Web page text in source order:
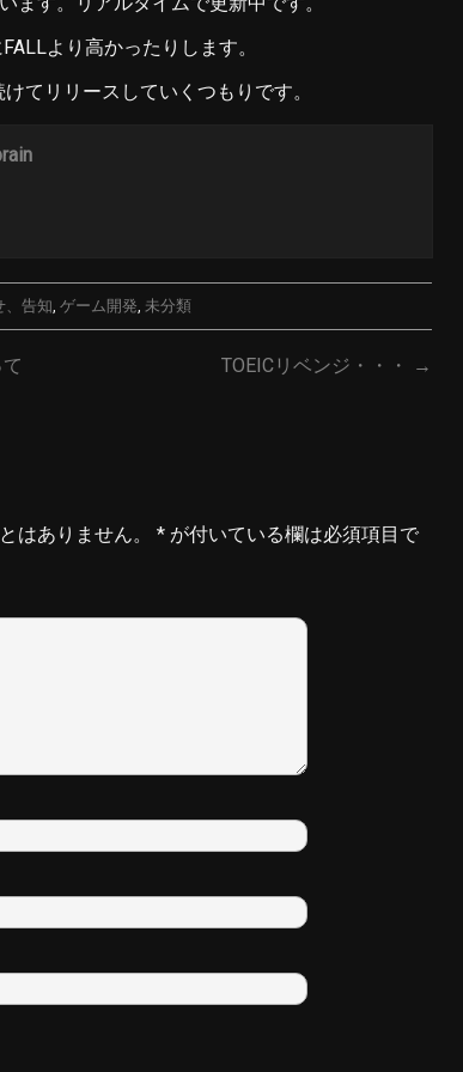
より高かったりします。
てリリースしていくつもりです。
、告知, ゲーム開発, 未分類
TOEICリベンジ・・・ →
はありません。 * が付いている欄は必須項目で